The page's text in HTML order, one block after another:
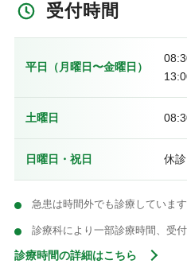
受付時間
平日（月曜日〜金曜日）
土曜日
日曜日・祝日 休診
急患は時間外でも診療しています
診療科により一部診療時間、受
診療時間の詳細はこちら